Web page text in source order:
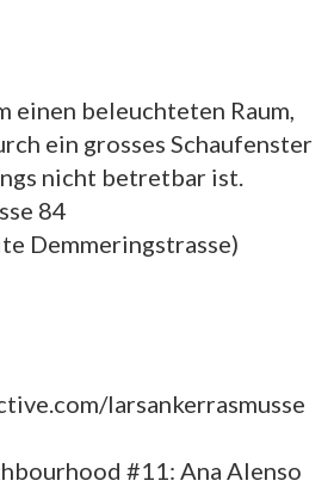
einen beleuchteten Raum,
ein grosses Schaufenster
nicht betretbar ist.
84
Demmeringstrasse)
larsankerrasmusse
#11: Ana Alenso